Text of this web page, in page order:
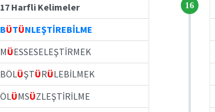
17 Harfli Kelimeler
BÜTÜNLEŞTİREBİLME
MÜESSESELEŞTİRMEK
BÖLÜŞTÜRÜLEBİLMEK
ÖLÜMSÜZLEŞTİRİLME
16